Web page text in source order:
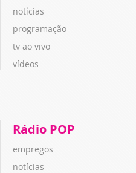
notícias
programação
tv ao vivo
vídeos
Rádio POP
empregos
notícias